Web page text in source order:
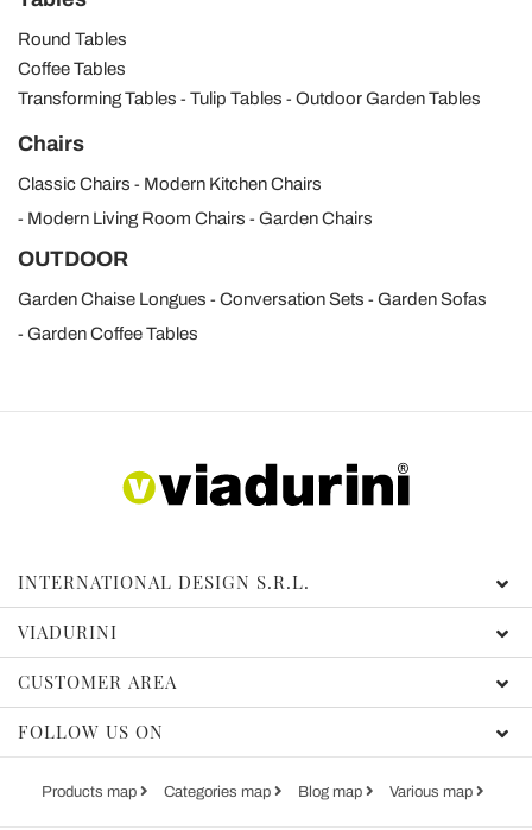
Round Tables
Coffee Tables
Transforming Tables
Tulip Tables Outdoor Garden Tables
Chairs
Classic Chairs
Modern Kitchen Chairs
Modern Living Room Chairs
Garden Chairs
OUTDOOR
Garden Chaise Longues Conversation Sets
Garden Sofas
Garden Coffee Tables
INTERNATIONAL DESIGN S.R.L.
VIADURINI
CUSTOMER AREA
FOLLOW US ON
Products map Categories map Blog map Various map